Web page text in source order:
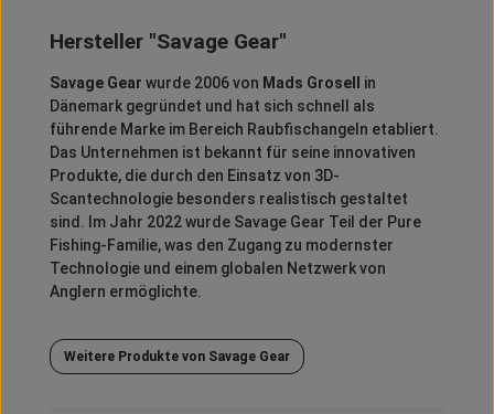
Hersteller "Savage Gear"
Savage Gear wurde 2006 von Mads Grosell
in
Dänemark gegründet und hat sich schnell als
führende Marke im Bereich Raubfischangeln etabliert.
Das Unternehmen ist bekannt für seine innovativen
Produkte, die durch den Einsatz von 3D-
Scantechnologie besonders realistisch gestaltet
sind.
Im Jahr 2022 wurde Savage Gear Teil der Pure
Fishing-Familie, was den Zugang zu modernster
Technologie und einem globalen Netzwerk von
Anglern ermöglichte.
Weitere Produkte von Savage Gear